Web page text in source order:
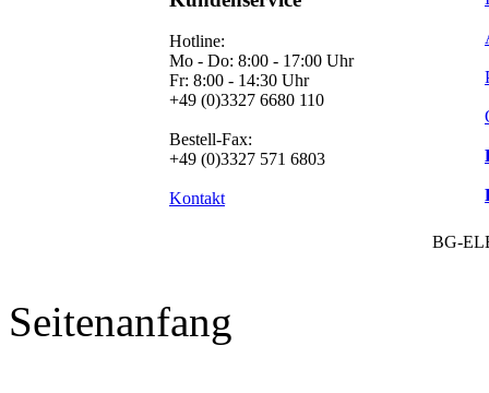
Hotline:
Mo - Do: 8:00 - 17:00 Uhr
Fr: 8:00 - 14:30 Uhr
+49 (0)3327 6680 110
Bestell-Fax:
+49 (0)3327 571 6803
Kontakt
BG-
Seitenanfang